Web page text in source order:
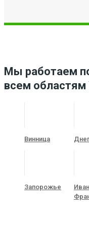
Мы работаем
всем областям
Винница
Запорожье